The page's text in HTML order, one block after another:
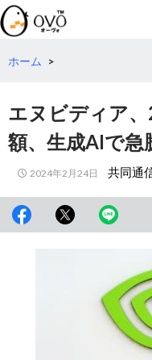
検
索
コ
テ
動
ホーム >
エヌビディア
額、生成AIで急
2024年2月24日 共同通